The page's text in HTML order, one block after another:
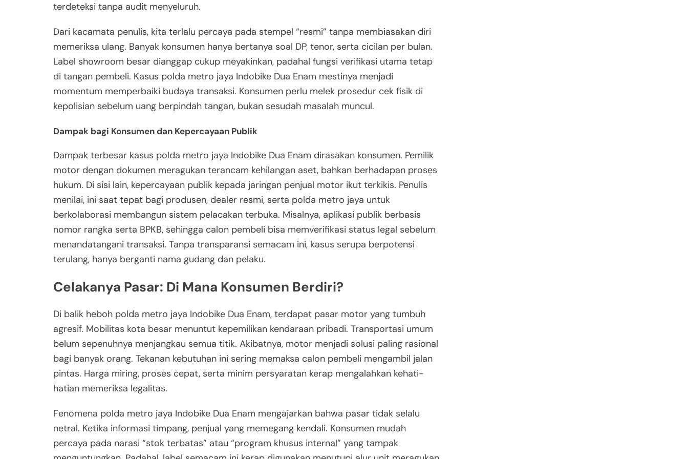
terdeteksi tanpa audit menyeluruh.
Dari kacamata penulis, kita terlalu percaya pada stempel “resmi” tanpa membiasakan diri
memeriksa ulang. Banyak konsumen hanya bertanya soal DP, tenor, serta cicilan per bulan.
Label showroom besar dianggap cukup meyakinkan, padahal fungsi verifikasi utama tetap
di tangan pembeli. Kasus polda metro jaya Indobike Dua Enam mestinya menjadi
momentum memperbaiki budaya transaksi. Konsumen perlu melek prosedur cek fisik di
kepolisian sebelum uang berpindah tangan, bukan sesudah masalah muncul.
Dampak bagi Konsumen dan Kepercayaan Publik
Dampak terbesar kasus polda metro jaya Indobike Dua Enam dirasakan konsumen. Pemilik
motor dengan dokumen meragukan terancam kehilangan aset, bahkan berhadapan proses
hukum. Di sisi lain, kepercayaan publik kepada jaringan penjual motor ikut terkikis. Penulis
menilai, ini saat tepat bagi produsen, dealer resmi, serta polda metro jaya untuk
berkolaborasi membangun sistem pelacakan terbuka. Misalnya, aplikasi publik berbasis
nomor rangka serta BPKB, sehingga calon pembeli bisa memverifikasi status legal sebelum
menandatangani transaksi. Tanpa transparansi semacam ini, kasus serupa berpotensi
terulang, hanya berganti nama gudang dan pelaku.
Celakanya Pasar: Di Mana Konsumen Berdiri?
Di balik heboh polda metro jaya Indobike Dua Enam, terdapat pasar motor yang tumbuh
agresif. Mobilitas kota besar menuntut kepemilikan kendaraan pribadi. Transportasi umum
belum sepenuhnya menjangkau semua titik. Akibatnya, motor menjadi solusi paling rasional
bagi banyak orang. Tekanan kebutuhan ini sering memaksa calon pembeli mengambil jalan
pintas. Harga miring, proses cepat, serta minim persyaratan kerap mengalahkan kehati-
hatian memeriksa legalitas.
Fenomena polda metro jaya Indobike Dua Enam mengajarkan bahwa pasar tidak selalu
netral. Ketika informasi timpang, penjual yang memegang kendali. Konsumen mudah
percaya pada narasi “stok terbatas” atau “program khusus internal” yang tampak